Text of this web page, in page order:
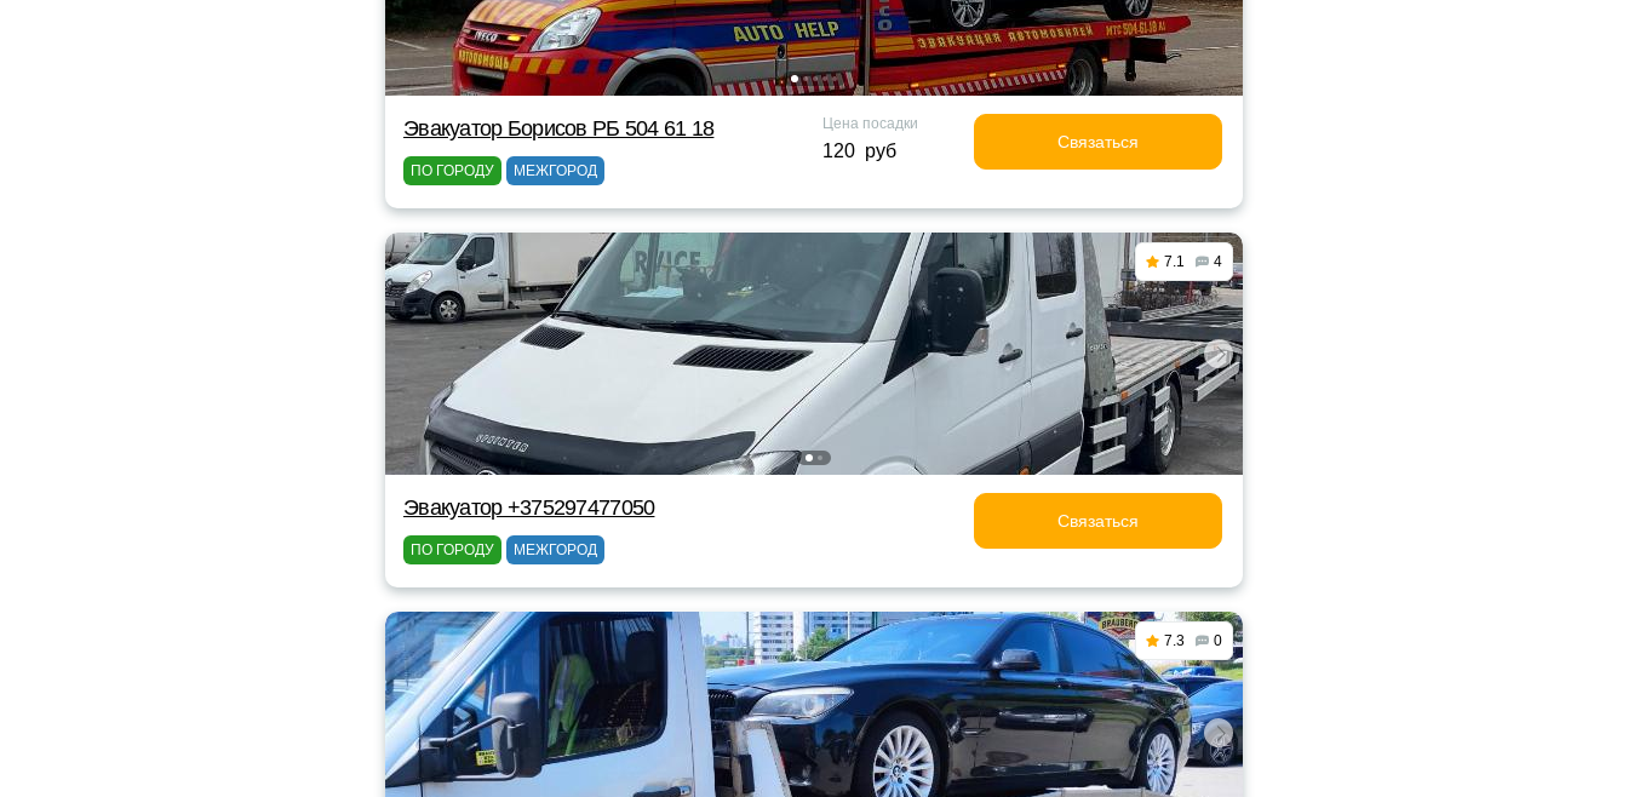
Эвакуатор Борисов РБ 504 61 18
ПО ГОРОДУ МЕЖГОРОД
Цена посадки
120 руб Связаться
7.1 4
Эвакуатор +375297477050
ПО ГОРОДУ МЕЖГОРОД
Связаться
7.3 0